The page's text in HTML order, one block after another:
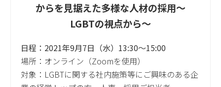
からを見据えた多様な人材の採用～
LGBTの視点から～
日程：2021年9月7日（水）13:30～15:00
場所：オンライン（Zoomを使用）
対象：LGBTに関する社内施策等にご興味のある企